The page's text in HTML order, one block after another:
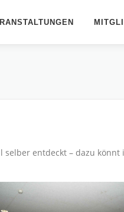
entdeckt – dazu